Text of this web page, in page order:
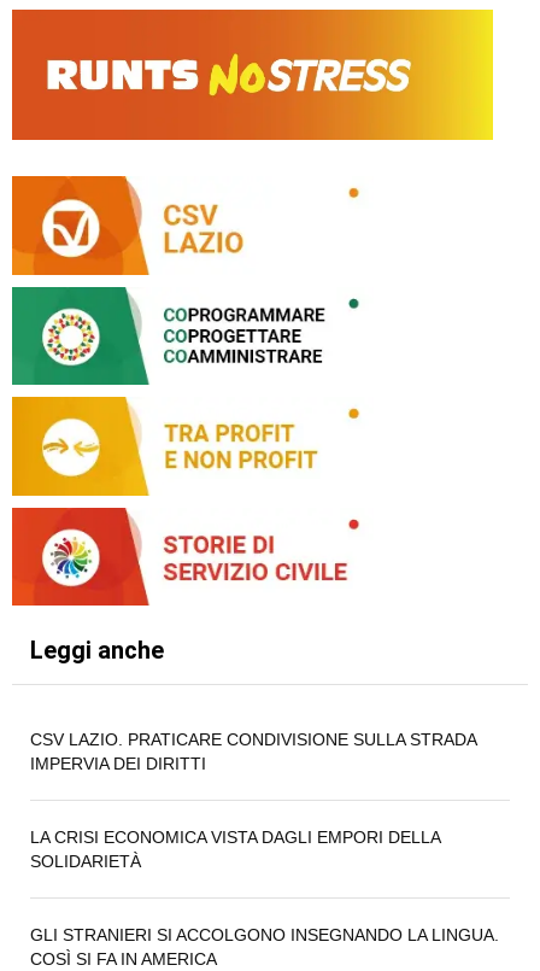
Leggi anche
CSV LAZIO. PRATICARE CONDIVISIONE SULLA STRADA
IMPERVIA DEI DIRITTI
LA CRISI ECONOMICA VISTA DAGLI EMPORI DELLA
SOLIDARIETÀ
GLI STRANIERI SI ACCOLGONO INSEGNANDO LA LINGUA.
COSÌ SI FA IN AMERICA